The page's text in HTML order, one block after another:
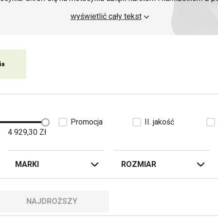
motocyklową. Większość kamizelek i kurtek z poduszką
system fizycznego połączenia z motocyklem.
wyświetlić cały tekst
4 929,30 Zł
Promocja II. jakość
MARKI ROZMIAR
NAJDROŻSZY